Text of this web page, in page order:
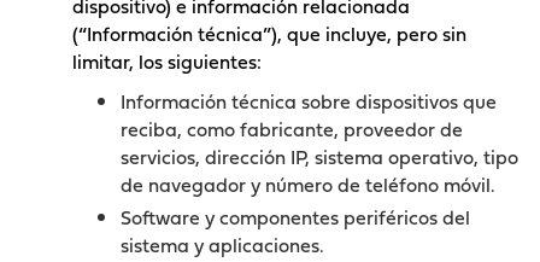
dispositivo) e información relacionada
(“Información técnica”), que incluye, pero sin
limitar, los siguientes:
Información técnica sobre dispositivos que
reciba, como fabricante, proveedor de
servicios, dirección IP, sistema operativo, tipo
de navegador y número de teléfono móvil.
Software y componentes periféricos del
sistema y aplicaciones.